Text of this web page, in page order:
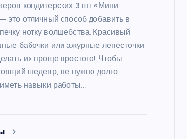
кондитерских 3 шт «Мини
это отличный способ добавить в
нотку волшебства. Красивый
бабочки или ажурные лепесточки
их проще простого! Чтобы
шедевр, не нужно долго
навыки работы…